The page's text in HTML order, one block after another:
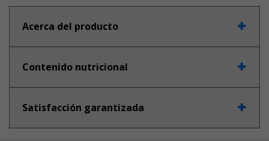
Acerca del producto
Contenido nutricional
Satisfacción garantizada